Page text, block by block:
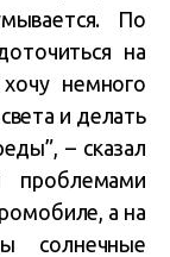
По
на
немного
и делать
– сказал
проблемами
а на
солнечные